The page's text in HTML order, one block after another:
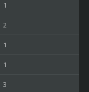
1
2
1
1
3